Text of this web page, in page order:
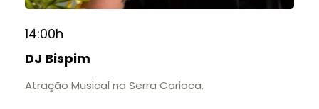
14:00h
DJ Bispim
Atração Musical na Serra Carioca.